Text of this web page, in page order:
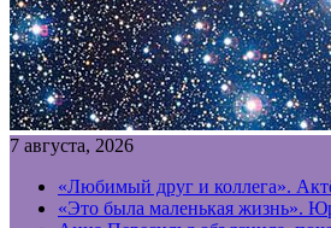
7 августа, 2026
«Любимый друг и коллега».
«Это была маленькая жизнь».